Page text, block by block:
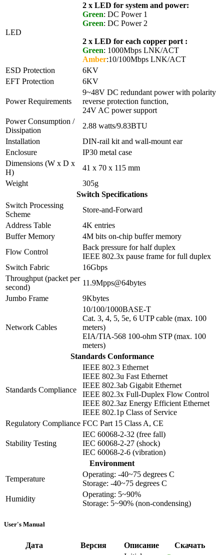
LED
2 x LED for system and power:
Green: DC Power 1
Green: DC Power 2
2 x LED for each copper port :
Green: 1000Mbps LNK/ACT
Amber:10/100Mbps LNK/ACT
ESD Protection
6KV
EFT Protection
6KV
Power Requirements
9~48V DC redundant power with polarity
reverse protection function,
24V AC power support
Power Consumption /
Dissipation
2.88 watts/9.83BTU
Installation
DIN-rail kit and wall-mount ear
Enclosure
IP30 metal case
Dimensions (W x D x
H)
41 x 70 x 115 mm
Weight
305g
Switch Specifications
Switch Processing
Scheme
Store-and-Forward
Address Table
4K entries
Buffer Memory
4M bits on-chip buffer memory
Flow Control
Back pressure for half duplex
IEEE 802.3x pause frame for full duplex
Switch Fabric
16Gbps
Throughput (packet per
second)
11.9Mpps@64bytes
Jumbo Frame
9Kbytes
Network Cables
10/100/1000BASE-T
Cat. 3, 4, 5, 5e, 6 UTP cable (max. 100
meters)
EIA/TIA-568 100-ohm STP (max. 100
meters)
Standards Conformance
Standards Compliance
IEEE 802.3 Ethernet
IEEE 802.3u Fast Ethernet
IEEE 802.3ab Gigabit Ethernet
IEEE 802.3x Full-Duplex Flow Control
IEEE 802.3az Energy Efficient Ethernet
IEEE 802.1p Class of Service
Regulatory Compliance FCC Part 15 Class A, CE
Stability Testing
IEC 60068-2-32 (free fall)
IEC 60068-2-27 (shock)
IEC 60068-2-6 (vibration)
Environment
Temperature
Operating: -40~75 degrees C
Storage: -40~75 degrees C
Humidity
Operating: 5~90%
Storage: 5~90% (non-condensing)
User's Manual
Дата Версия Описание
Скачать